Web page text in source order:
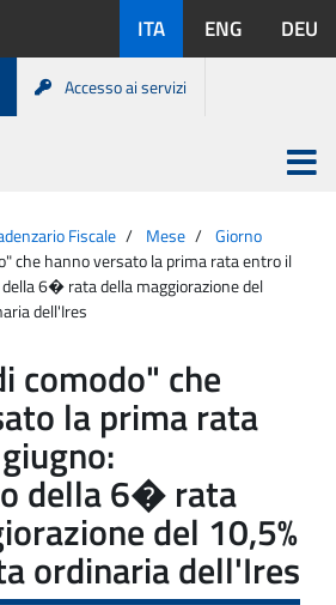
disponibili:
ITA ENG DEU
Accesso ai servizi
Apri
menu
Fiscale Mese
Giorno
che hanno versato la prima rata entro il
6� rata della maggiorazione del
dell'Ires
comodo" che
la prima rata
della 6� rata
del 10,5%
ordinaria dell'Ires